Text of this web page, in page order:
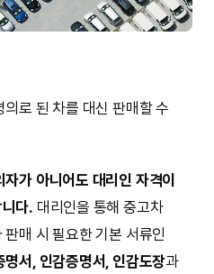
로 된 차를 대신 판매할 수
가 아니어도 대리인 자격이
다. 대리인을 통해 중고차
매 시 필요한 기본 서류인
서, 인감증명서, 인감도장과